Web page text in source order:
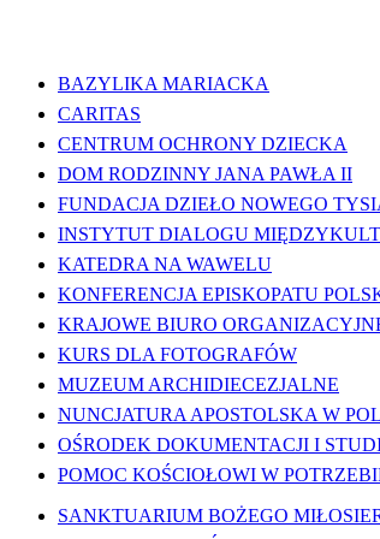
BAZYLIKA MARIACKA
CARITAS
CENTRUM OCHRONY DZIECKA
DOM RODZINNY JANA PAWŁA II
FUNDACJA DZIEŁO NOWEGO
INSTYTUT DIALOGU
KATEDRA NA WAWELU
KONFERENCJA EPISKOPATU
KRAJOWE BIURO
KURS DLA FOTOGRAFÓW
MUZEUM ARCHIDIECEZJALNE
NUNCJATURA APOSTOLSKA W
OŚRODEK DOKUMENTACJI I
POMOC KOŚCIOŁOWI W
SANKTUARIUM BOŻEGO